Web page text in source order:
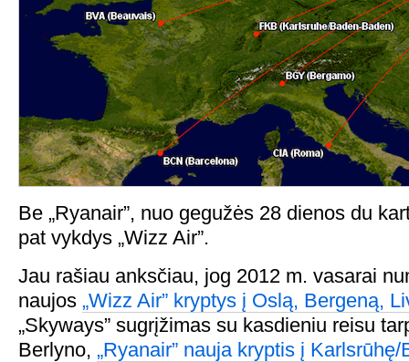
Be „Ryanair”, nuo gegužės 28 dienos du
pat vykdys „Wizz Air”.
Jau rašiau anksčiau, jog 2012 m. vasarai
naujos „Wizz Air” kryptys į Oslą, Bergeną,
„Skyways” sugrįžimas su kasdieniu reisu
Berlyno, „Ryanair” nauja kryptis į